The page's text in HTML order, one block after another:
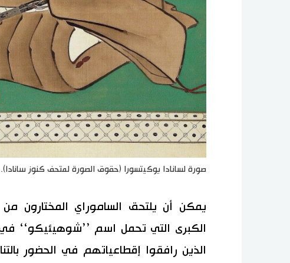
صورة لسانادا يوكيتسورا (حقوق الصورة لمتحف كنوز سانادا).
يمكن أن يلتحق الساموراي المختارون
الكبرى التي تحمل اسم ’’شوهيئيكو‘‘
الذين رافقوا إقطاعياتهم في الحضور